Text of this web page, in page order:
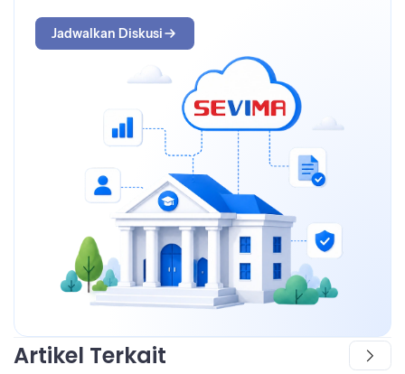
Jadwalkan Diskusi
Artikel Terkait